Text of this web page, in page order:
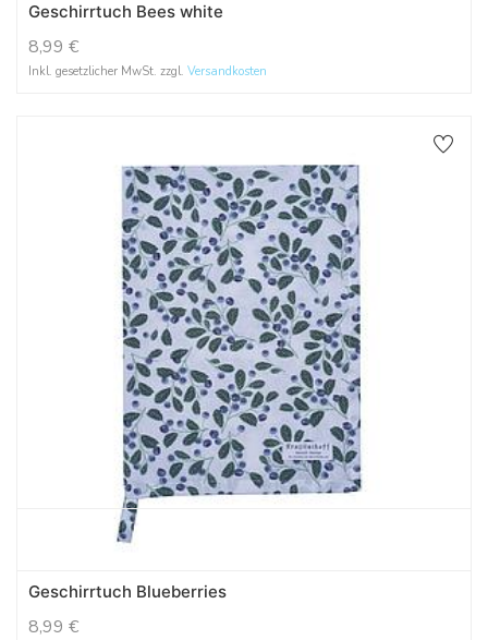
Geschirrtuch Bees white
8,99 €
Inkl. gesetzlicher MwSt. zzgl. Versandkosten
Geschirrtuch Blueberries
8,99 €